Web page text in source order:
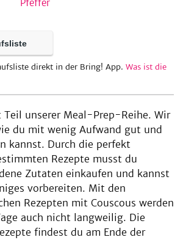
Pfeffer
direkt in der Bring! App. Was ist die
Teil unserer Meal-Prep-Reihe. Wir
du mit wenig Aufwand gut und
kannst. Durch die perfekt
Rezepte musst du
Zutaten einkaufen und kannst
vorbereiten. Mit den
Rezepten mit Couscous werden
auch nicht langweilig. Die
findest du am Ende der